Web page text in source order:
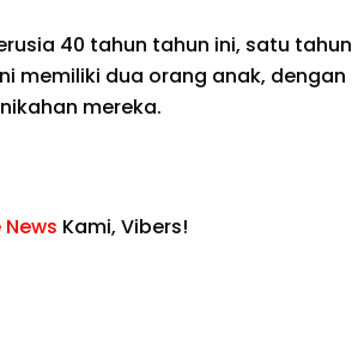
40 tahun tahun ini, satu tahun
memiliki dua orang anak, dengan
mereka.
Kami, Vibers!